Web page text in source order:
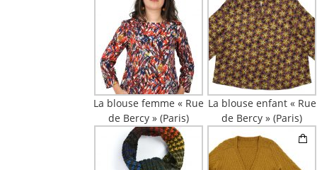
La blouse femme « Rue
de Bercy » (Paris)
La blouse enfant « Rue
de Bercy » (Paris)